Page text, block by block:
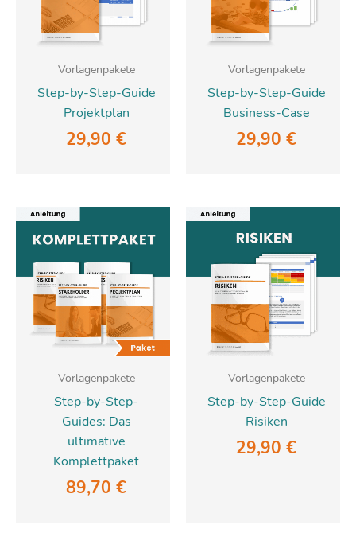
Vorlagenpakete
Step-by-Step-Guide
Projektplan
29,90€
Vorlagenpakete
Step-by-Step-Guide
Business-Case
29,90€
Vorlagenpakete
Step-by-Step-
Guides: Das
ultimative
Komplettpaket
89,70€
Vorlagenpakete
Step-by-Step-Guide
Risiken
29,90€